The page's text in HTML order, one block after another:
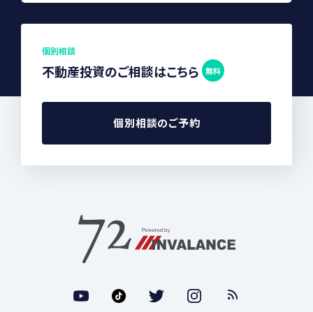
個別相談
不動産投資のご相談はこちら 無料
個別相談のご予約